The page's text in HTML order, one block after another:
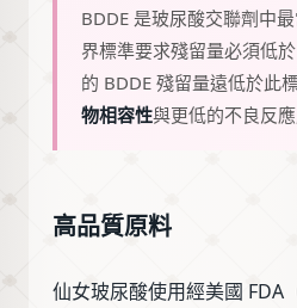
BDDE 是玻尿酸交聯劑中
界標準要求殘留量必須低
的 BDDE 殘留量遠低於此
物相容性與更低的不良反應
高品質原料
仙女玻尿酸使用經美國 FDA